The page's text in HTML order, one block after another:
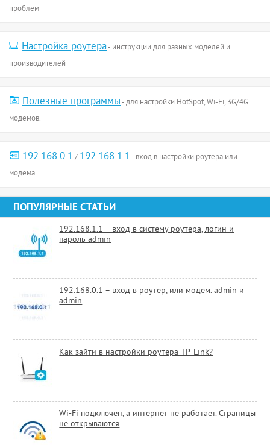
проблем
Настройка роутера- инструкции для разных моделей и
производителей
Полезные программы- для настройки HotSpot, Wi-Fi, 3G/4G
модемов.
192.168.0.1/192.168.1.1- вход в настройки роутера или
модема.
ПОПУЛЯРНЫЕ СТАТЬИ
192.168.1.1 – вход в систему роутера, логин и
пароль admin
192.168.0.1 – вход в роутер, или модем. admin и
admin
Как зайти в настройки роутера TP-Link?
Wi-Fi подключен, а интернет не работает. Страницы
не открываются